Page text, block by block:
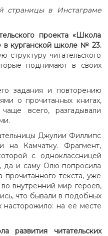
страницы в Инстаграме
проекта «Школа
в курганской школе № 23.
читательского
поднимают в своих
задания и повторению
о прочитанных книгах,
всего, разгадывали
Джулии Филлипс
на Камчатку. Фрагмент,
с одноклассницей
да и саму Олю попросила
текста, уже
внутренний мир героев,
что бывали в подобных
насторожило: на её месте
читательских